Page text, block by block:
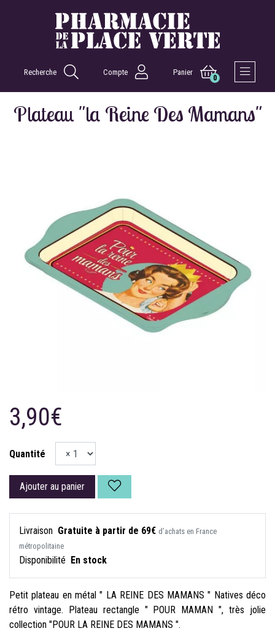
Recherche Compte Panier
0
Plateau "la Reine Des Mamans"
3,90€
Quantité
Ajouter au panier
Livraison Gratuite à partir de 69€ d’achats en France
métropolitaine
Disponibilité En stock
Petit plateau en métal " LA REINE DES MAMANS " Natives déco
rétro vintage. Plateau rectangle " POUR MAMAN ", très jolie
collection "POUR LA REINE DES MAMANS ".